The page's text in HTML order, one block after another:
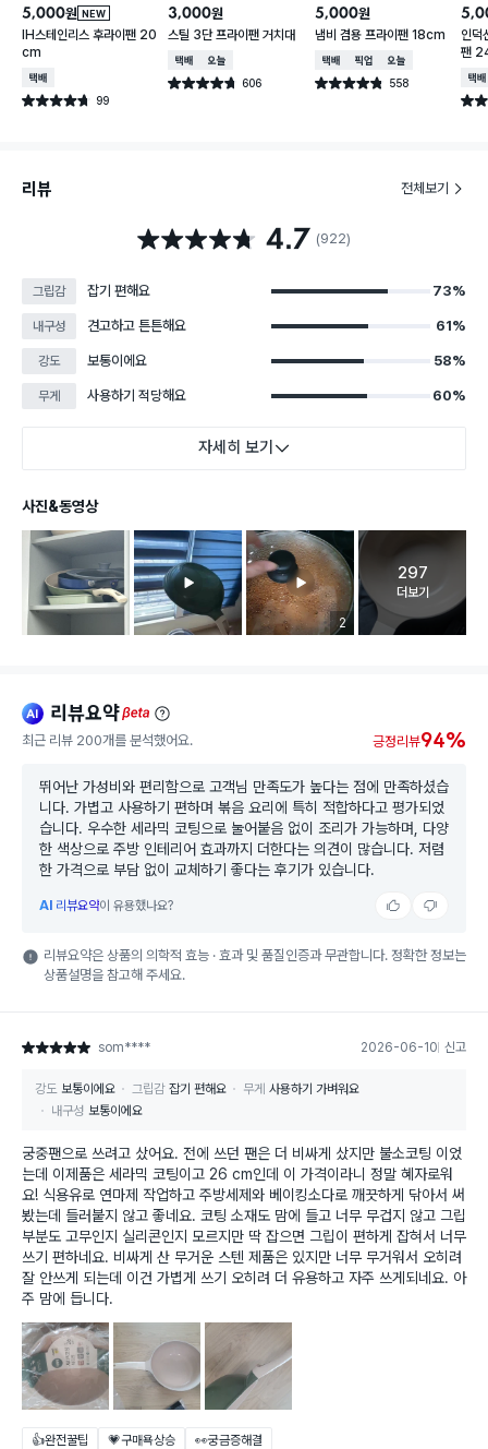
NEW
5,000원
IH스테인리스 후라이팬 20
cm
택배배송
별점 4.7점 99
건 작성
3,000원
스틸 3단 프라이팬 거치대
택배배송오늘배송
별점 4.7점 606
건 작성
5,000원
냄비 겸용 프라이팬 18cm
택배배송매장픽업오늘배송
별점 4.8점 558
건 작성
인덕
팬
택배
별점
리뷰 전체보기
별점 4.7점 4.7 (922)
그립감 잡기 편해요 73%
내구성 견고하고 튼튼해요 61%
강도 보통이에요 58%
무게 사용하기 적당해요 60%
자세히 보기
사진&동영상
리뷰 이미지 등록 개수
2
고객 리뷰
297
더보기
ai 리뷰요약beta
최근 리뷰 200개를 분석했어요. 긍정리뷰94%
뛰어난 가성비와 편리함으로 고객님 만족도가 높다는 점에 만족하셨습
니다. 가볍고 사용하기 편하며 볶음 요리에 특히 적합하다고 평가되었
습니다. 우수한 세라믹 코팅으로 눌어붙음 없이 조리가 가능하며, 다양
한 색상으로 주방 인테리어 효과까지 더한다는 의견이 많습니다. 저렴
한 가격으로 부담 없이 교체하기 좋다는 후기가 있습니다.
AI 리뷰요약이 유용했나요?
리뷰요약은 상품의 의학적 효능 · 효과 및 품질인증과 무관합니다. 정확한 정보는
상품설명을 참고해 주세요.
별점 5점 som**** 2026-06-10 신고
강도 보통이에요 그립감 잡기 편해요 무게 사용하기 가벼워요
내구성 보통이에요
궁중팬으로 쓰려고 샀어요. 전에 쓰던 팬은 더 비싸게 샀지만 불소코팅 이었
는데 이제품은 세라믹 코팅이고 26 cm인데 이 가격이라니 정말 혜자로워
요! 식용유로 연마제 작업하고 주방세제와 베이킹소다로 깨끗하게 닦아서 써
봤는데 들러붙지 않고 좋네요. 코팅 소재도 맘에 들고 너무 무겁지 않고 그립
부분도 고무인지 실리콘인지 모르지만 딱 잡으면 그립이 편하게 잡혀서 너무
쓰기 편하네요. 비싸게 산 무거운 스텐 제품은 있지만 너무 무거워서 오히려
잘 안쓰게 되는데 이건 가볍게 쓰기 오히려 더 유용하고 자주 쓰게되네요. 아
주 맘에 듭니다.
👍완전꿀팁 💗구매욕상승 👀궁금증해결